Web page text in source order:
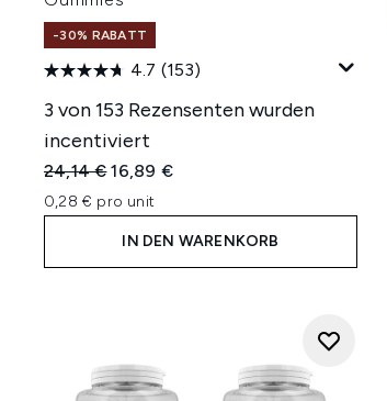
-30% RABATT
4.7 (153)
3 von 153 Rezensenten wurden
incentiviert
Unverbindliche Preisempfehlung:
24,14 €Aktueller Preis:
16,89 €
0,28 € pro unit
IN DEN WARENKORB